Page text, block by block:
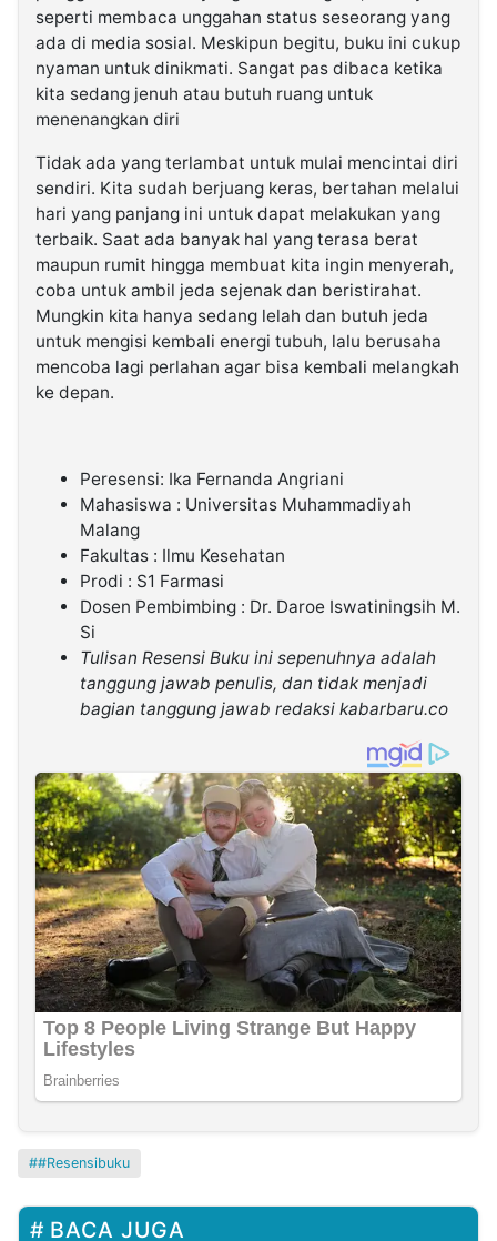
seperti membaca unggahan status seseorang yang
ada di media sosial. Meskipun begitu, buku ini cukup
nyaman untuk dinikmati. Sangat pas dibaca ketika
kita sedang jenuh atau butuh ruang untuk
menenangkan diri
Tidak ada yang terlambat untuk mulai mencintai diri
sendiri. Kita sudah berjuang keras, bertahan melalui
hari yang panjang ini untuk dapat melakukan yang
terbaik. Saat ada banyak hal yang terasa berat
maupun rumit hingga membuat kita ingin menyerah,
coba untuk ambil jeda sejenak dan beristirahat.
Mungkin kita hanya sedang lelah dan butuh jeda
untuk mengisi kembali energi tubuh, lalu berusaha
mencoba lagi perlahan agar bisa kembali melangkah
ke depan.
Peresensi: Ika Fernanda Angriani
Mahasiswa : Universitas Muhammadiyah
Malang
Fakultas : Ilmu Kesehatan
Prodi : S1 Farmasi
Dosen Pembimbing : Dr. Daroe Iswatiningsih M.
Si
Tulisan Resensi Buku ini sepenuhnya adalah
tanggung jawab penulis, dan tidak menjadi
bagian tanggung jawab redaksi kabarbaru.co
#Resensibuku
BACA JUGA